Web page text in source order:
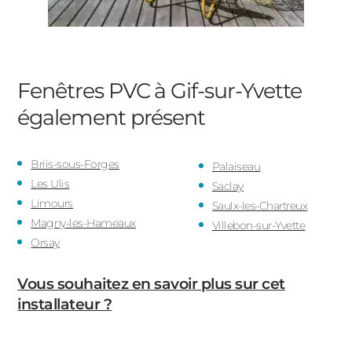
Fenêtres PVC à Gif-sur-Yvette
également présent
Briis-sous-Forges
Les Ulis
Limours
Magny-les-Hameaux
Orsay
Palaiseau
Saclay
Saulx-les-Chartreux
Villebon-sur-Yvette
Vous souhaitez en savoir plus sur cet
installateur ?